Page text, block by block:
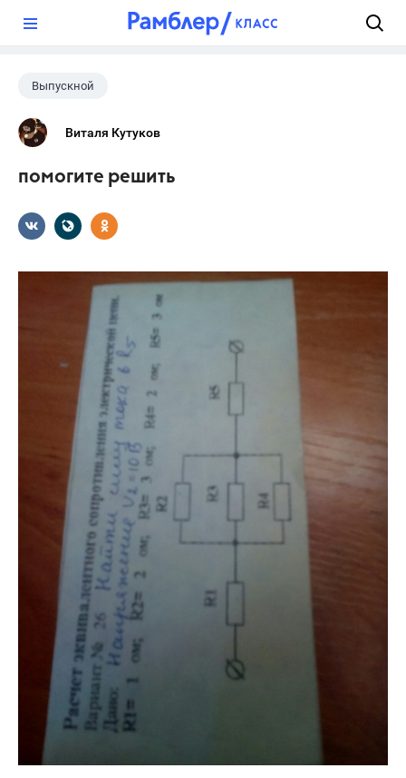
Выпускной
Виталя Кутуков
помогите решить